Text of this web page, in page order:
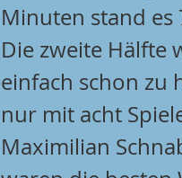
Minuten stand es
Die zweite Hälfte
einfach schon zu
nur mit acht
Maximilian